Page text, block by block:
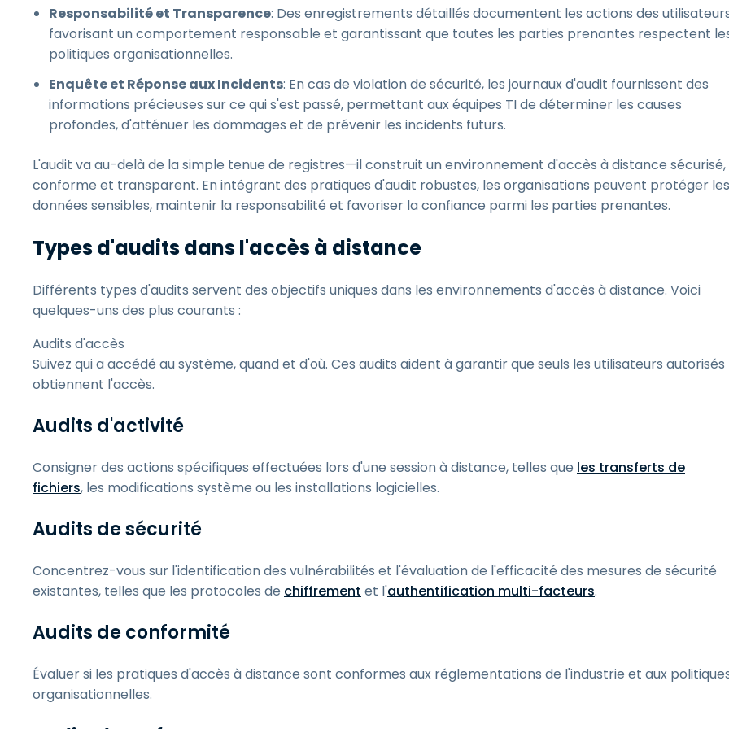
Responsabilité et Transparence: Des enregistrements détaillés documentent les actions des
favorisant un comportement responsable et garantissant que toutes les parties prenantes respectent
politiques organisationnelles.
Enquête et Réponse aux Incidents: En cas de violation de sécurité, les journaux d'audit fournissent des
informations précieuses sur ce qui s'est passé, permettant aux équipes TI de déterminer les causes
profondes, d'atténuer les dommages et de prévenir les incidents futurs.
L'audit va au-delà de la simple tenue de registres—il construit un environnement d'accès à distance sécurisé,
conforme et transparent. En intégrant des pratiques d'audit robustes, les organisations peuvent protéger les
données sensibles, maintenir la responsabilité et favoriser la confiance parmi les parties prenantes.
Types d'audits dans l'accès à distance
Différents types d'audits servent des objectifs uniques dans les environnements d'accès à distance. Voici
quelques-uns des plus courants :
Audits d'accès
Suivez qui a accédé au système, quand et d'où. Ces audits aident à garantir que seuls les utilisateurs autorisés
obtiennent l'accès.
Audits d'activité
Consigner des actions spécifiques effectuées lors d'une session à distance, telles que les transferts de
fichiers, les modifications système ou les installations logicielles.
Audits de sécurité
Concentrez-vous sur l'identification des vulnérabilités et l'évaluation de l'efficacité des mesures de sécurité
existantes, telles que les protocoles de chiffrement et l'authentification multi-facteurs.
Audits de conformité
Évaluer si les pratiques d'accès à distance sont conformes aux réglementations de l'industrie et aux
organisationnelles.